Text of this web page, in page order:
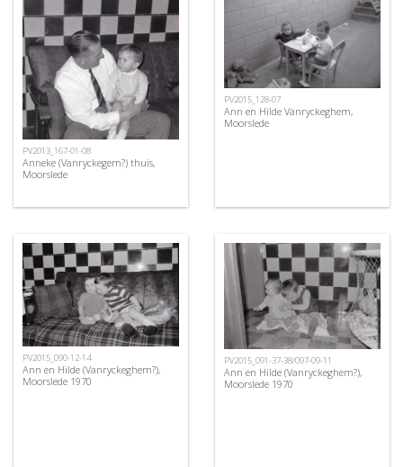
PV2013_167-01-08
Anneke (Vanryckegem?) thuis,
Moorslede
PV2015_128-07
Ann en Hilde Vanryckeghem,
Moorslede
PV2015_090-12-14
Ann en Hilde (Vanryckeghem?),
Moorslede 1970
PV2015_091-37-38/097-09-11
Ann en Hilde (Vanryckeghem?),
Moorslede 1970